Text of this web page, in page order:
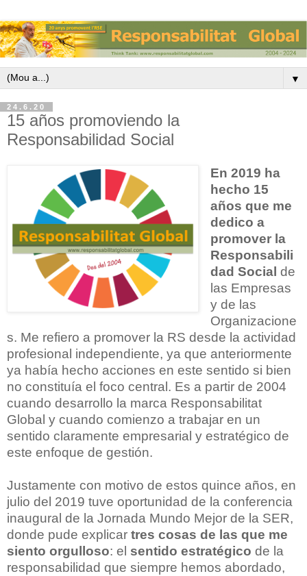
▼
24.6.20
15 años promoviendo la
Responsabilidad Social
En 2019 ha
hecho 15
años que me
dedico a
promover la
Responsabili
dad Social de
las Empresas
y de las
Organizacione
s. Me refiero a promover la RS desde la actividad
profesional independiente, ya que anteriormente
ya había hecho acciones en este sentido si bien
no constituía el foco central. Es a partir de 2004
cuando desarrollo la marca Responsabilitat
Global y cuando comienzo a trabajar en un
sentido claramente empresarial y estratégico de
este enfoque de gestión.
Justamente con motivo de estos quince años, en
julio del 2019 tuve oportunidad de la conferencia
inaugural de la Jornada Mundo Mejor de la SER,
donde pude explicar tres cosas de las que me
siento orgulloso: el sentido estratégico de la
responsabilidad que siempre hemos abordado,